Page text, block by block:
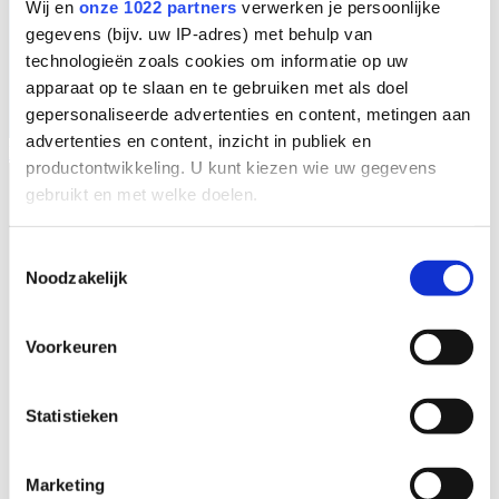
Wij en onze 1022 partners verwerken je persoonlijke
gegevens (bijv. uw IP-adres) met behulp van
technologieën zoals cookies om informatie op uw
apparaat op te slaan en te gebruiken met als doel
gepersonaliseerde advertenties en content, metingen aan
advertenties en content, inzicht in publiek en
productontwikkeling. U kunt kiezen wie uw gegevens
gebruikt en met welke doelen.
Informatie verzamelen over uw geografische
Uw apparaat identificeren door het actief te
scannen op specifieke eigenschappen (fingerprinting)
verwerkt en stel uw voorkeuren in het
detailgedeelte in.
Noodzakelijk
Voorkeuren
Statistieken
Marketing
NL